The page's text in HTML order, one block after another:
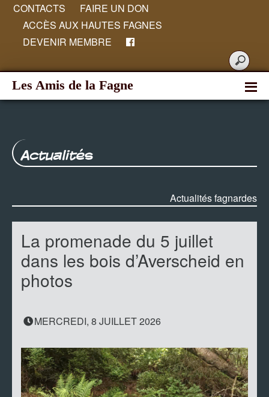
CONTACTS
FAIRE UN DON
ACCÈS AUX HAUTES FAGNES
DEVENIR MEMBRE
Les Amis de la Fagne
Actualités
Actualités fagnardes
La promenade du 5 juillet
dans les bois d’Averscheid en
photos
MERCREDI, 8 JUILLET 2026